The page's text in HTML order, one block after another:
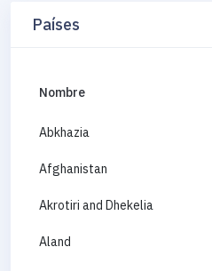
Países
Nombre
Abkhazia
Afghanistan
Akrotiri and Dhekelia
Aland